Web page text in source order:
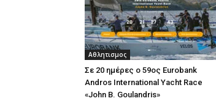
Αθλητισμος
Σε 20 ημέρες ο 59ος Eurobank
Andros International Yacht Race
«John B. Goulandris»